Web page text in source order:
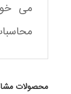
می
محصولات